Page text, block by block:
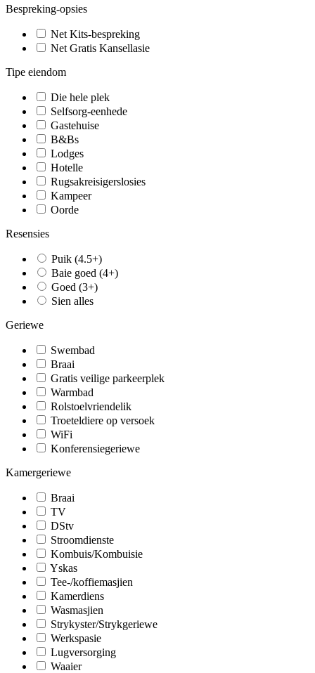
Bespreking-opsies
Net Kits-bespreking
Net Gratis Kansellasie
Tipe eiendom
Die hele plek
Selfsorg-eenhede
Gastehuise
B&Bs
Lodges
Hotelle
Rugsakreisigerslosies
Kampeer
Oorde
Resensies
Puik (4.5+)
Baie goed (4+)
Goed (3+)
Sien alles
Geriewe
Swembad
Braai
Gratis veilige parkeerplek
Warmbad
Rolstoelvriendelik
Troeteldiere op versoek
WiFi
Konferensiegeriewe
Kamergeriewe
Braai
TV
DStv
Stroomdienste
Kombuis/Kombuisie
Yskas
Tee-/koffiemasjien
Kamerdiens
Wasmasjien
Strykyster/Strykgeriewe
Werkspasie
Lugversorging
Waaier